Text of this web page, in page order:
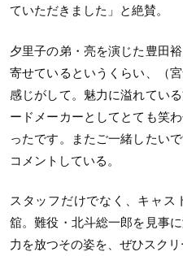
ていただきました」と絶賛。
夕里子の弟・亮を演じた豊田
寄せているというくらい、（
感じがして。魅力に溢れてい
ードメーカーとしてとても笑
ったです。またご一緒したい
コメントしている。
スタッフだけでなく、キャス
舘。難役・北斗総一郎を見事
力を放つその姿を、ぜひスクリ